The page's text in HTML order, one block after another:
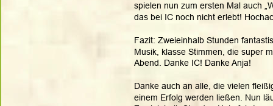
spielen nun zum ersten Mal auch
das bei IC noch nicht erlebt!
Fazit: Zweieinhalb Stunden
Musik, klasse Stimmen, die super
Abend. Danke IC! Danke Anja!
Danke auch an alle, die vielen
einem Erfolg werden ließen. Nun